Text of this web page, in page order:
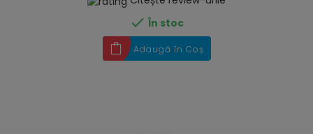
 În stoc
Adaugă în Coș